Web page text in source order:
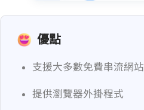
優點
支援大多數免費串流網站
提供瀏覽器外掛程式